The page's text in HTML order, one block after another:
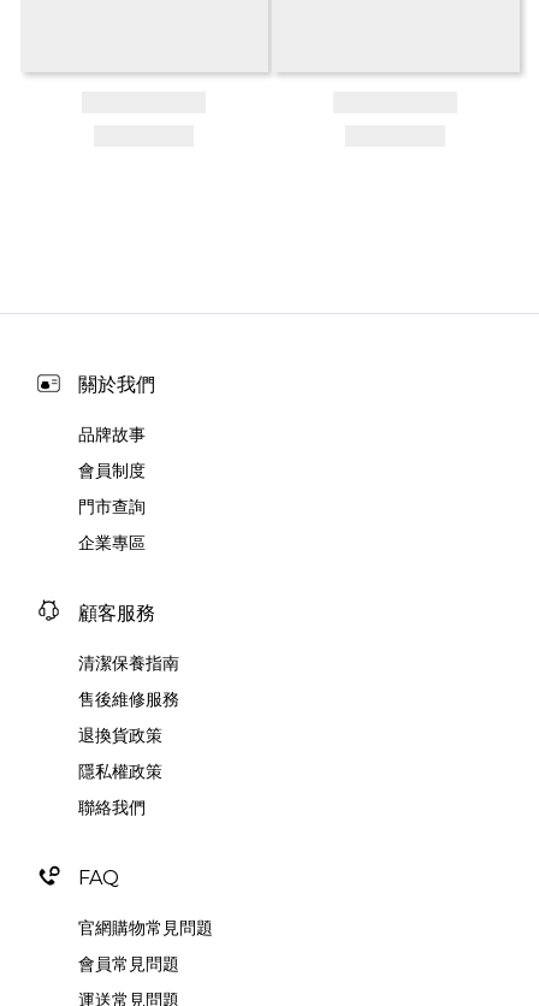
關於我們
品牌故事
會員制度
門市查詢
企業專區
顧客服務
清潔保養指南
售後維修服務
退換貨政策
隱私權政策
聯絡我們
FAQ
官網購物常見問題
會員常見問題
運送常見問題